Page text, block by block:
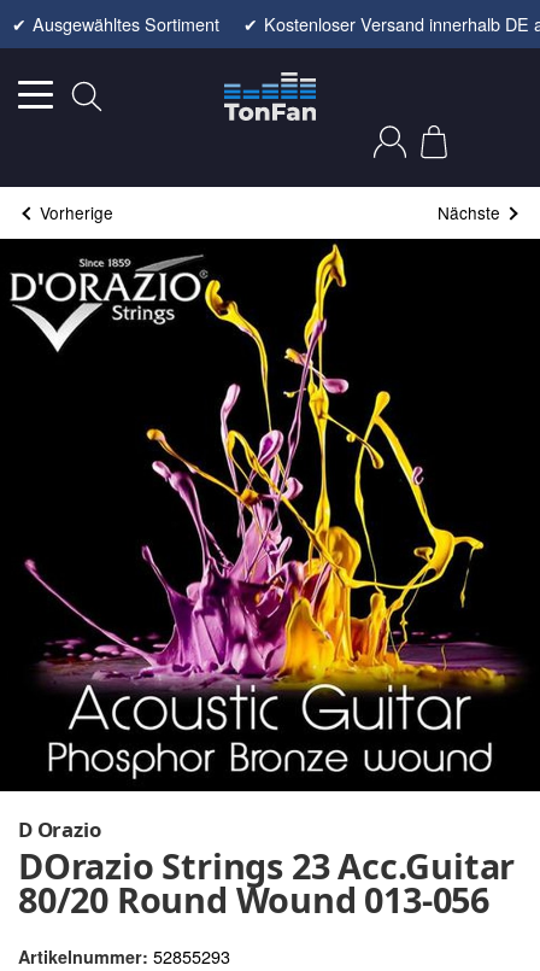
✔ Ausgewähltes Sortiment ✔ Kostenloser Versand innerhalb DE
Vorherige Nächste
D Orazio
DOrazio Strings 23 Acc.Guitar
80/20 Round Wound 013-056
Artikelnummer: 52855293